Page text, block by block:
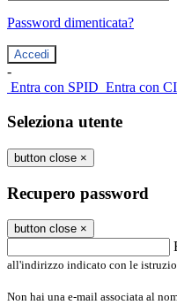
Password dimenticata?
-
Entra con SPID Entra con
Seleziona utente
button close ×
Recupero password
button close ×
all'indirizzo indicato con le
Non hai una e-mail associata al